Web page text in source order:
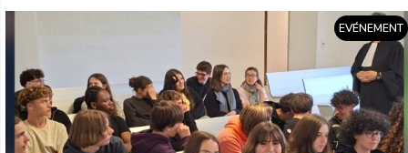
EVÉNEMENT